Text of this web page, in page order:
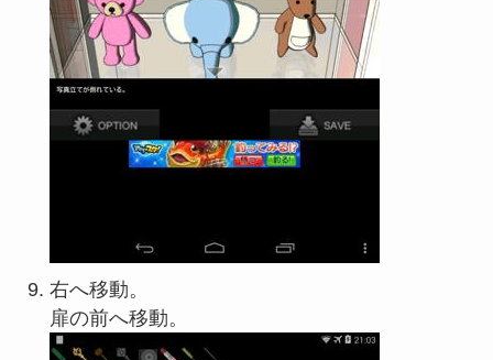
右へ移動。
扉の前へ移動。